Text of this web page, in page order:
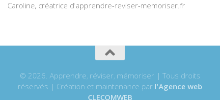
Caroline, créatrice d'apprendre-reviser-memoriser.fr
© 2026. Apprendre, réviser, mémoriser | Tous droits
réservés | Création et maintenance par l'Agence web
CLECOMWEB